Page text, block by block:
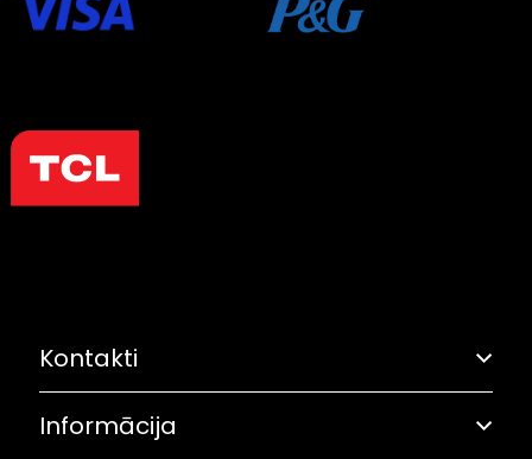
Kontakti
Adrese: Grostonas iela 6B, Rīga
Informācija